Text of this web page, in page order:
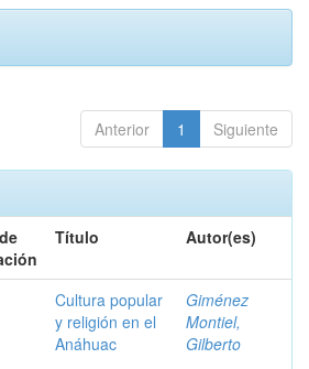
Anterior 1 Siguiente
Título Autor(es)
Cultura popular
y religión en el
Anáhuac
Giménez
Montiel,
Gilberto